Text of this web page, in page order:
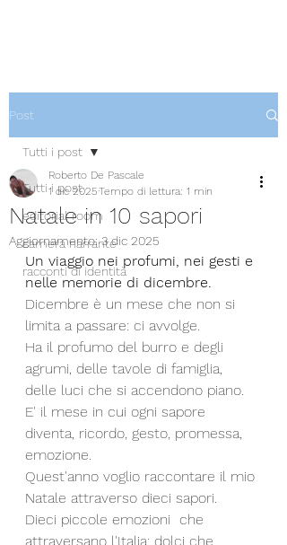
Post
Tutti i post
editorial room
camera narrante
racconti di identità
Tutti i post
Natale in 10 sapori
Roberto De Pascale
1 dic 2025Tempo di lettura: 1 min
Aggiornamento:3 dic 2025
Un viaggio nei profumi, nei gesti e
nelle memorie di dicembre.
Dicembre è un mese che non si
limita a passare: ci avvolge.
Ha il profumo del burro e degli
agrumi, delle tavole di famiglia,
delle luci che si accendono piano.
E' il mese in cui ogni sapore
diventa, ricordo, gesto, promessa,
emozione.
Quest'anno voglio raccontare il mio
Natale attraverso dieci sapori.
Dieci piccole emozioni  che
attraversano l'Italia: dolci che